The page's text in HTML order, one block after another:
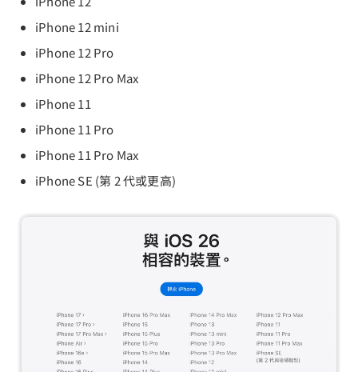
iPhone 12 mini
iPhone 12 Pro
iPhone 12 Pro Max
iPhone 11
iPhone 11 Pro
iPhone 11 Pro Max
iPhone SE (第 2 代或更高)